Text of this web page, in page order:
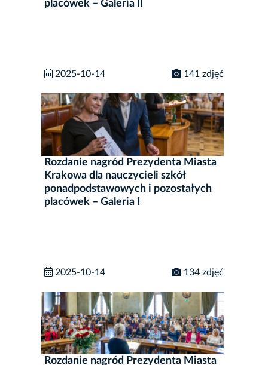
placówek – Galeria II
2025-10-14 141 zdjęć
Rozdanie nagród Prezydenta Miasta
Krakowa dla nauczycieli szkół
ponadpodstawowych i pozostałych
placówek – Galeria I
2025-10-14 134 zdjęć
Rozdanie nagród Prezydenta Miasta